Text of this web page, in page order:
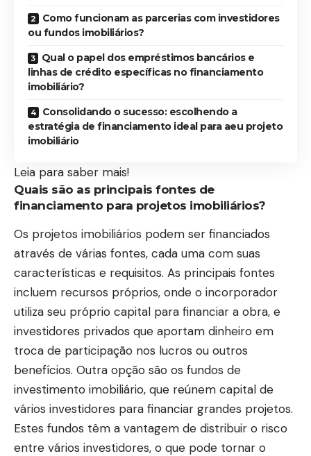
Como funcionam as parcerias com investidores
ou fundos imobiliários?
Qual o papel dos empréstimos bancários e
linhas de crédito específicas no financiamento
imobiliário?
Consolidando o sucesso: escolhendo a
estratégia de financiamento ideal para aeu projeto
imobiliário
Leia para saber mais!
Quais são as principais fontes de
financiamento para projetos imobiliários?
Os projetos imobiliários podem ser financiados
através de várias fontes, cada uma com suas
características e requisitos. As principais fontes
incluem recursos próprios, onde o incorporador
utiliza seu próprio capital para financiar a obra, e
investidores privados que aportam dinheiro em
troca de participação nos lucros ou outros
benefícios. Outra opção são os fundos de
investimento imobiliário, que reúnem capital de
vários investidores para financiar grandes projetos.
Estes fundos têm a vantagem de distribuir o risco
entre vários investidores, o que pode tornar o